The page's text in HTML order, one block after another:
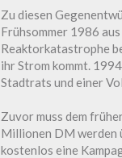
Zu diesen
Frühsommer 1986
Reaktorkatastrophe
ihr Strom kommt.
Stadtrats und einer
Zuvor muss dem
Millionen DM werden
kostenlos eine